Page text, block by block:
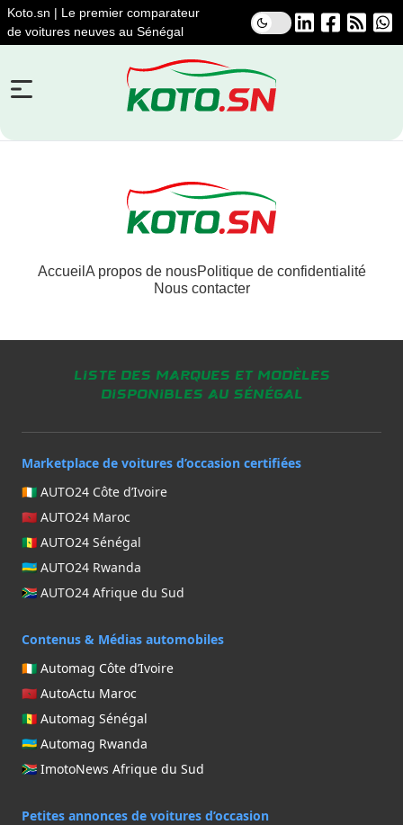
Koto.sn | Le premier comparateur
de voitures neuves au Sénégal
Accueil A propos de nousPolitique de confidentialité
Nous contacter
Liste des marques et modèles
disponibles au Sénégal
Marketplace de voitures d’occasion certifiées
🇨🇮 AUTO24 Côte d’Ivoire
🇲🇦 AUTO24 Maroc
🇸🇳 AUTO24 Sénégal
🇷🇼 AUTO24 Rwanda
🇿🇦 AUTO24 Afrique du Sud
Contenus & Médias automobiles
🇨🇮 Automag Côte d’Ivoire
🇲🇦 AutoActu Maroc
🇸🇳 Automag Sénégal
🇷🇼 Automag Rwanda
🇿🇦 ImotoNews Afrique du Sud
Petites annonces de voitures d’occasion